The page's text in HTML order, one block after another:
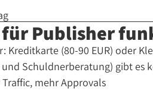
für Publisher
Kreditkarte (80-90 EUR) oder
Schuldnerberatung) gibt es
mehr Approvals